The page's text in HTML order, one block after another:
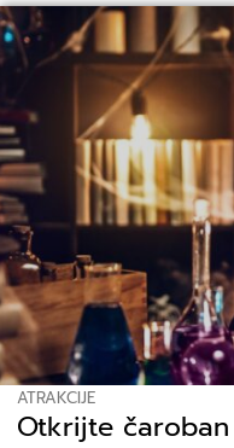
ATRAKCIJE
Otkrijte